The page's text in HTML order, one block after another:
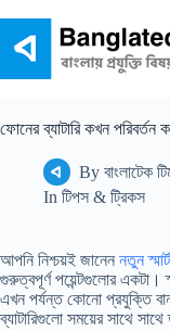
content
ফোনের ব্যাটারি কখন পরিবর্তন
By বাংলাটেক
In টিপস & ট্রিকস
আপনি নিশ্চয়ই জানেন নতুন
গুরুত্বপূর্ণ পয়েন্টগুলোর একটা।
এখন পর্যন্ত কোনো প্রযুক্তি
ব্যাটারিগুলো সময়ের সাথে সাথে